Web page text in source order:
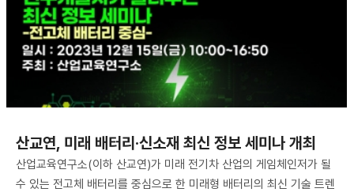
산교연, 미래 배터리·신소재 최신 정보 세미나 개최
산업교육연구소(이하 산교연)가 미래 전기차 산업의 게임체인저가 될
수 있는 전고체 배터리를 중심으로 한 미래형 배터리의 최신 기술 트렌